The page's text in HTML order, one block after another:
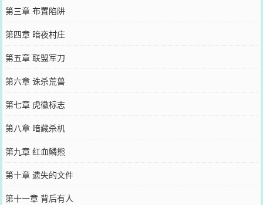
第三章 布置陷阱
第四章 暗夜村庄
第五章 联盟军刀
第六章 诛杀荒兽
第七章 虎徽标志
第八章 暗藏杀机
第九章 红血鳞熊
第十章 遗失的文件
第十一章 背后有人